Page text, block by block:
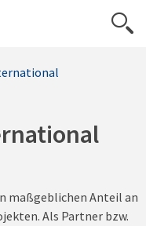
maßgeblichen Anteil an
Als Partner bzw.